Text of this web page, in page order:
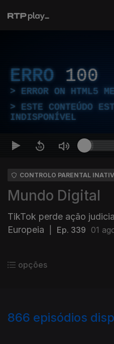
ERRO 100
ERROR ON HTML5
ESTE CONTEÚDO
INDISPONÍVEL
CONTROLO PARENTAL
Mundo Digital
TikTok perde ação
Europeia
Ep. 339 01
opções
866 episódios